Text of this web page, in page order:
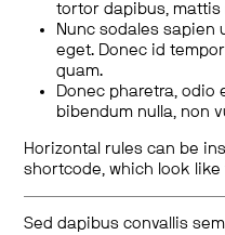
tortor dapibus,
Nunc sodales sapien
eget. Donec id
quam.
Donec pharetra, odio
bibendum nulla, non
Horizontal rules can be
shortcode, which look like
Sed dapibus convallis